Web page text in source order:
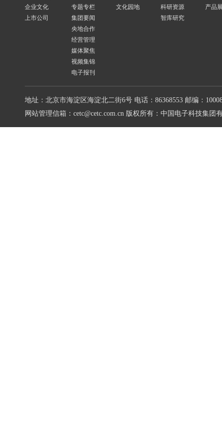
企业文化
上市公司
专题专栏
集团要闻
央地合作
经营管理
媒体聚焦
视频集锦
电子报刊
文化园地
科研资源
智库研究
产品
地址：北京市海淀区海淀北二街6号 电话：86368553 邮编：
网站管理信箱：cetc@cetc.com.cn 版权所有：中国电子科技集团